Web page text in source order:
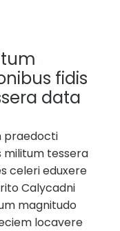
fidis
data
praedocti
militum tessera
celeri eduxere
Calycadni
magnitudo
locavere